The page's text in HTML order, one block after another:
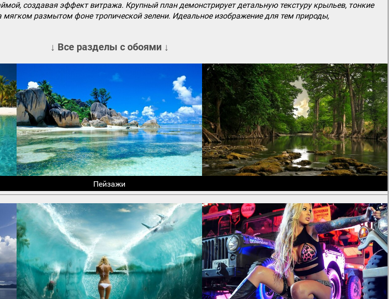
создавая эффект витража. Крупный план демонстрирует детальную текстуру крыльев, тонкие
мягком размытом фоне тропической зелени. Идеальное изображение для тем природы,
↓ Все разделы с обоями ↓
Пейзажи